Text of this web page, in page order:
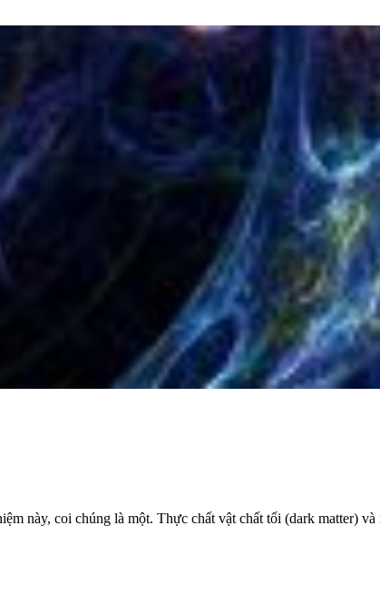
này, coi chúng là một. Thực chất vật chất tối (dark matter)